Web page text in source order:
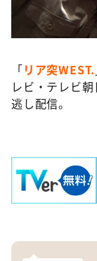
「リア突WEST.
レビ・テレビ
逃し配信。